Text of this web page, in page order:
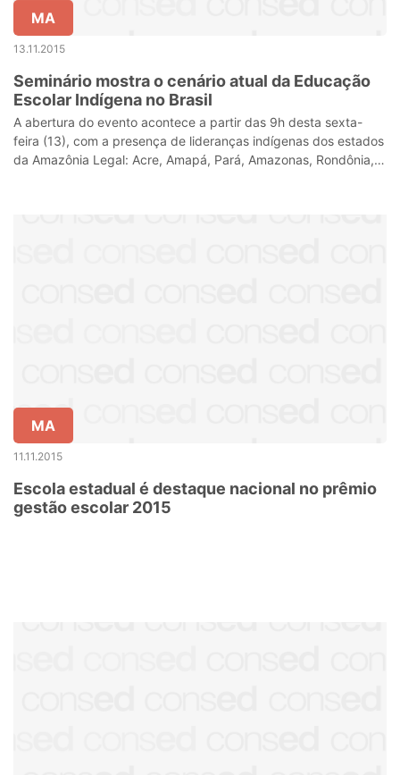
MA
13.11.2015
Seminário mostra o cenário atual da Educação
Escolar Indígena no Brasil
A abertura do evento acontece a partir das 9h desta sexta-
feira (13), com a presença de lideranças indígenas dos estados
da Amazônia Legal: Acre, Amapá, Pará, Amazonas, Rondônia,
MA
11.11.2015
Escola estadual é destaque nacional no prêmio
gestão escolar 2015